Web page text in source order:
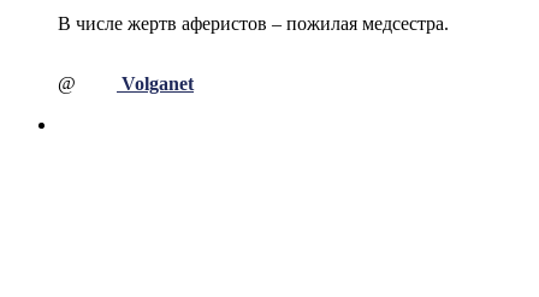
В числе жертв аферистов – пожилая медсестра.
@ Volganet